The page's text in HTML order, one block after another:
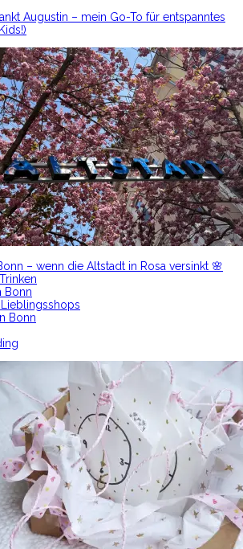
Augustin – mein Go-To für entspanntes
– wenn die Altstadt in Rosa versinkt 🌸
Bonn
Lieblingsshops
Bonn